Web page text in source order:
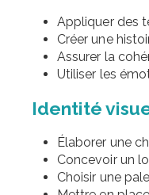
Appliquer des
Créer une
Assurer la
Utiliser les
Identité
Élaborer une
Concevoir un
Choisir une